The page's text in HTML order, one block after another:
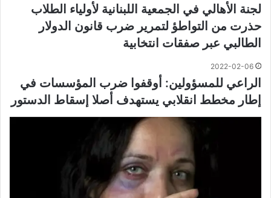
لجنة الأهالي في الجمعية اللبنانية لأولياء الطلاب
حذرت من التواطؤ لتمرير ضرب قانون الدولار
الطالبي عبر صفقات انتخابية
2022-02-06
الراعي للمسؤولين: أوقفوا ضرب المؤسسات في
إطار مخطط انقلابي يستهدف أصلا إسقاط الدستور